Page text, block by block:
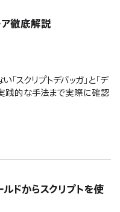
ア徹底解説
スクリプトデバッガ」と「デ
践的な手法まで実際に確認
ドからスクリプトを使